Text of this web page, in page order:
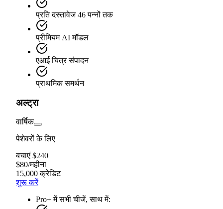
प्रति दस्तावेज 46 पन्नों तक
प्रीमियम AI मॉडल
एआई चित्र संपादन
प्राथमिक समर्थन
अल्ट्रा
वार्षिक
पेशेवरों के लिए
बचाएं $240
$80/महीना
15,000 क्रेडिट
शुरू करें
Pro+ में सभी चीजें, साथ में: